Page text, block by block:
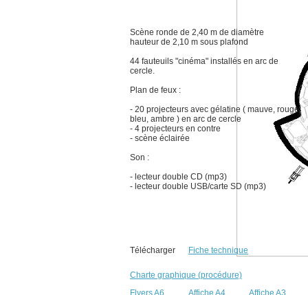
Scène ronde de 2,40 m de diamètre
hauteur de 2,10 m sous plafond
44 fauteuils "cinéma" installés en arc de
cercle.
Plan de feux :
- 20 projecteurs avec gélatine ( mauve, rouge,
bleu, ambre ) en arc de cercle
- 4 projecteurs en contre
- scène éclairée
Son :
- lecteur double CD (mp3)
- lecteur double USB/carte SD (mp3)
Télécharger Fiche technique
Charte graphique (procédure)
Flyers A6
Affiche A4 Affiche A3